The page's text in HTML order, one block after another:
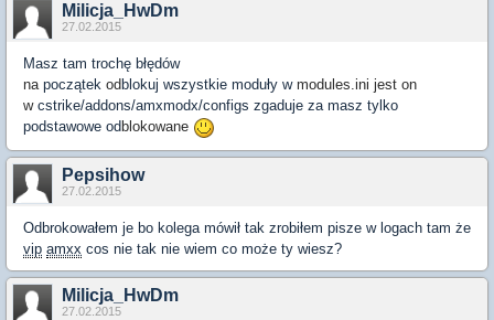
Milicja_HwDm
27.02.2015
Masz tam trochę błędów
na początek od blokuj wszystkie moduły w modules.ini jest on
w cstrike/addons/amxmodx/configs zgaduje za masz tylko
podstawowe od blokowane
Pepsihow
27.02.2015
Odbrokowałem je bo kolega mówił tak zrobiłem pisze w logach tam że
vip amxx cos nie tak nie wiem co może ty wiesz?
Milicja_HwDm
27.02.2015